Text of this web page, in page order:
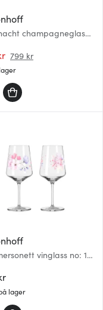
champagneglass
799 kr
vinglass no: 17
lager